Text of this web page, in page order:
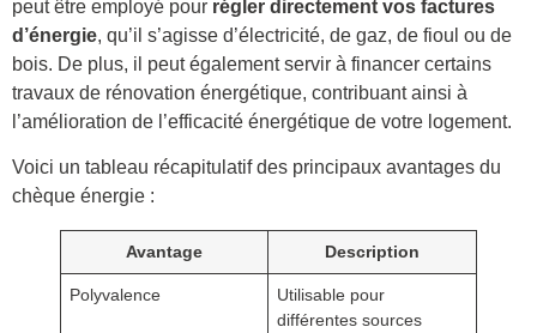
peut être employé pour régler directement vos factures
d’énergie, qu’il s’agisse d’électricité, de gaz, de fioul ou de
bois. De plus, il peut également servir à financer certains
travaux de rénovation énergétique, contribuant ainsi à
l’amélioration de l’efficacité énergétique de votre logement.
Voici un tableau récapitulatif des principaux avantages du
chèque énergie :
Avantage Description
Polyvalence
Utilisable pour
différentes sources